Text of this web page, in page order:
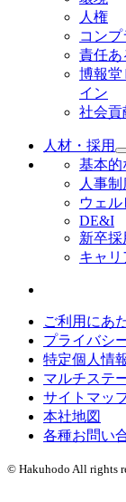
人権
コン
責任あ
博報堂
イン
社会貢
人材・採用
基本的
人事
ウェ
DE&I
新卒採
キャリ
ご利用にあ
プライバシ
特定個人情
マルチステ
サイトマッ
本社地図
各種お問い
© Hakuhodo All rights